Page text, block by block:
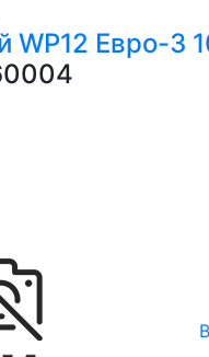
WP12 Евро-3